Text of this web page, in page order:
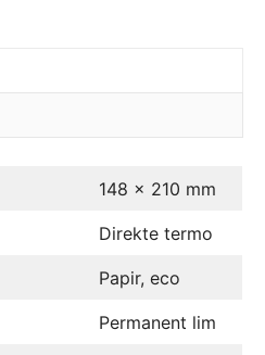
148 x 210 mm
Direkte termo
Papir, eco
Permanent lim